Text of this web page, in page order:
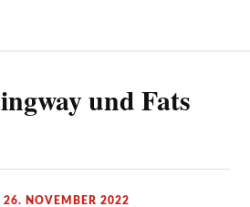
und Fats
26. NOVEMBER 2022